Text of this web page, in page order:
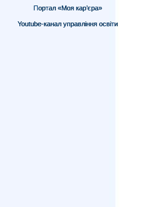
Портал «Моя кар’єра»
Youtube-канал управління освіти